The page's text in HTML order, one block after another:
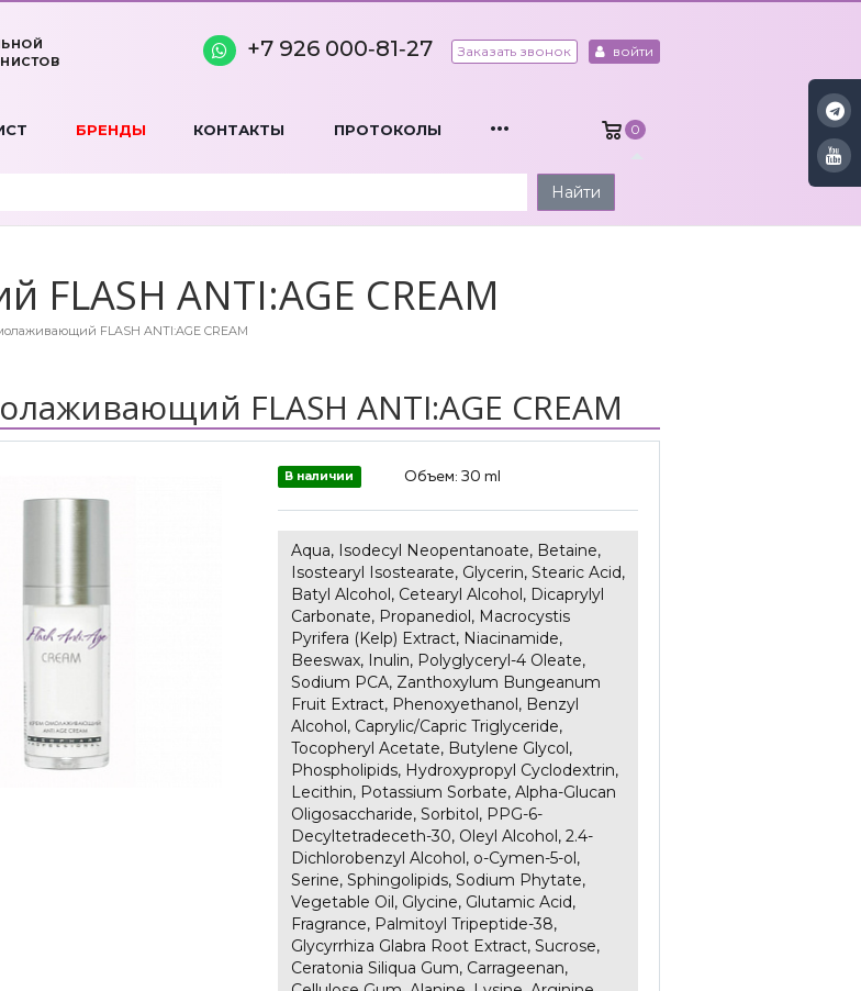
войти
Заказать звонок
+7 926 000‑81‑27
БРЕНДЫ КОНТАКТЫ ПРОТОКОЛЫ ... 0
Найти
ANTI:AGE CREAM
FLASH ANTI:AGE CREAM
FLASH ANTI:AGE CREAM
В наличии Объем: 30 ml
Aqua, Isodecyl Neopentanoate, Betaine,
Isostearyl Isostearate, Glycerin, Stearic Acid,
Batyl Alcohol, Cetearyl Alcohol, Dicaprylyl
Carbonate, Propanediol, Macrocystis
Pyrifera (Kelp) Extract, Niacinamide,
Beeswax, Inulin, Polyglyceryl-4 Oleate,
Sodium PCA, Zanthoxylum Bungeanum
Fruit Extract, Phenoxyethanol, Benzyl
Alcohol, Caprylic/Capric Triglyceride,
Tocopheryl Acetate, Butylene Glycol,
Phospholipids, Hydroxypropyl Cyclodextrin,
Lecithin, Potassium Sorbate, Alpha-Glucan
Oligosaccharide, Sorbitol, PPG-6-
Decyltetradeceth-30, Oleyl Alcohol, 2.4-
Dichlorobenzyl Alcohol, o-Cymen-5-ol,
Serine, Sphingolipids, Sodium Phytate,
Vegetable Oil, Glycine, Glutamic Acid,
Fragrance, Palmitoyl Tripeptide-38,
Glycyrrhiza Glabra Root Extract, Sucrose,
Ceratonia Siliqua Gum, Carrageenan,